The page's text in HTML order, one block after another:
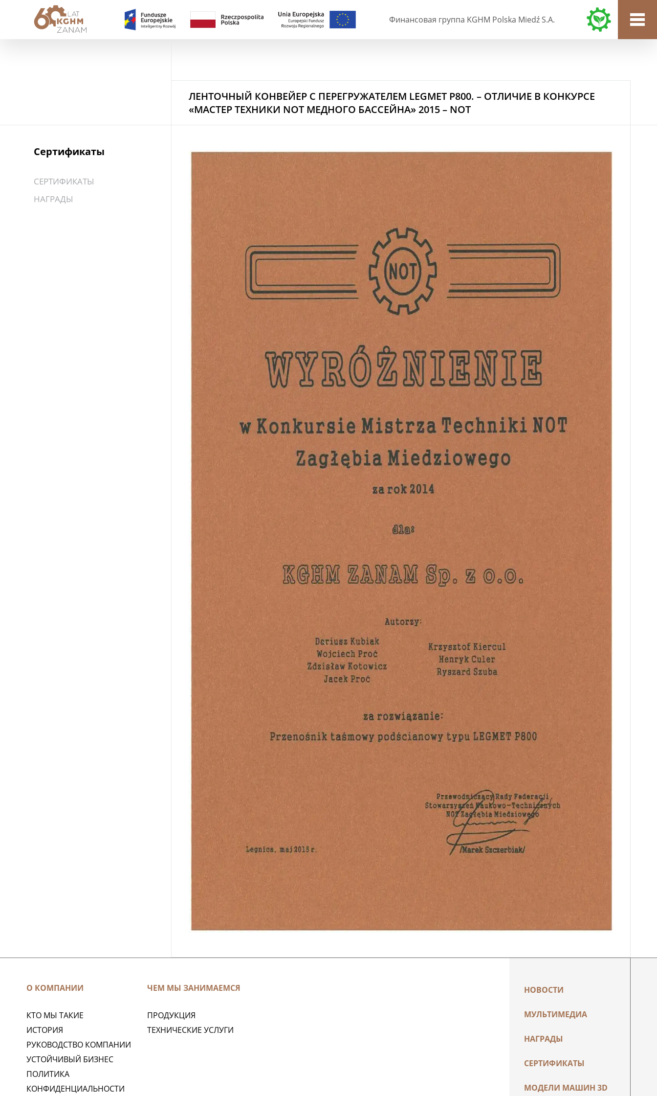
Финансовая группа KGHM Polska Miedź S.A.
ЛЕНТОЧНЫЙ КОНВЕЙЕР С ПЕРЕГРУЖАТЕЛЕМ LEGMET P800. – ОТЛИЧИЕ В КОНКУРСЕ
«МАСТЕР ТЕХНИКИ NOT МЕДНОГО БАССЕЙНА» 2015 – NOT
Сертификаты
СЕРТИФИКАТЫ
НАГРАДЫ
О КОМПАНИИ
КТО МЫ ТАКИЕ
ИСТОРИЯ
РУКОВОДСТВО КОМПАНИИ
УСТОЙЧИВЫЙ БИЗНЕС
ПОЛИТИКА
КОНФИДЕНЦИАЛЬНОСТИ
ЧЕМ МЫ ЗАНИМАЕМСЯ
ПРОДУКЦИЯ
ТЕХНИЧЕСКИЕ УСЛУГИ
НОВОСТИ
МУЛЬТИМЕДИА
НАГРАДЫ
СЕРТИФИКАТЫ
МОДЕЛИ МАШИН 3D